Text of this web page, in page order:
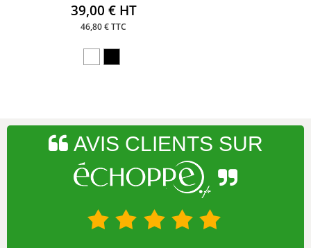
39,00 € HT
46,80 € TTC